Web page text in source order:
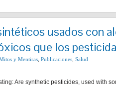
usados con
que los
y Mentiras Publicaciones Salud
Are synthetic pesticides, used with